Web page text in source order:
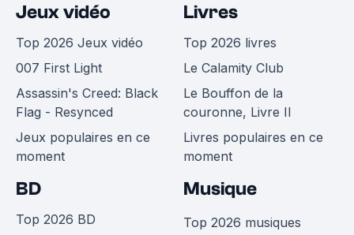
Jeux vidéo
Top 2026 Jeux vidéo
007 First Light
Assassin's Creed: Black
Flag - Resynced
Jeux populaires en ce
moment
Livres
Top 2026 livres
Le Calamity Club
Le Bouffon de la
couronne, Livre II
Livres populaires en ce
moment
BD
Top 2026 BD
Musique
Top 2026 musiques